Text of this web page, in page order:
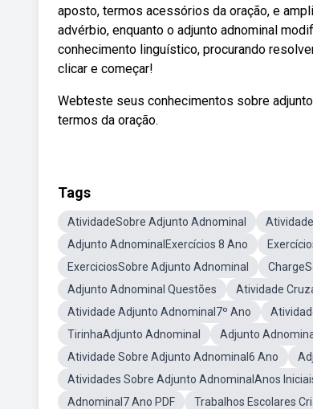
aposto, termos acessórios da oração, e
advérbio, enquanto o adjunto adnominal
conhecimento linguístico, procurando
clicar e começar!
Webteste seus conhecimentos sobre
termos da oração.
Tags
AtividadeSobre Adjunto Adnominal
Adjunto AdnominalExercícios 8 Ano
ExerciciosSobre Adjunto Adnominal
Adjunto Adnominal Questões
Atividade
Atividade Adjunto Adnominal7º Ano
TirinhaAdjunto Adnominal
Adjunto
Atividade Sobre Adjunto Adnominal6 Ano
Atividades Sobre Adjunto AdnominalAnos
Adnominal7 Ano PDF
Trabalhos Escolares